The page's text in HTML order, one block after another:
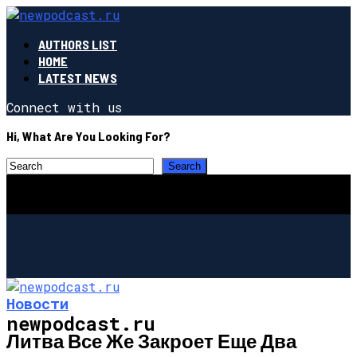
AUTHORS LIST
HOME
LATEST NEWS
Connect with us
Hi, What Are You Looking For?
newpodcast.ru
Новости
Литва Все Же Закроет Еще Два